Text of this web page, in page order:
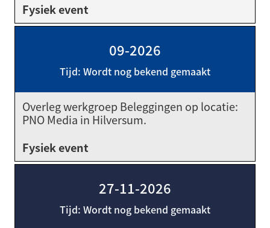
Fysiek event
09-2026
Tijd: Wordt nog bekend gemaakt
Overleg werkgroep Beleggingen op locatie:
PNO Media in Hilversum.
Fysiek event
27-11-2026
Tijd: Wordt nog bekend gemaakt